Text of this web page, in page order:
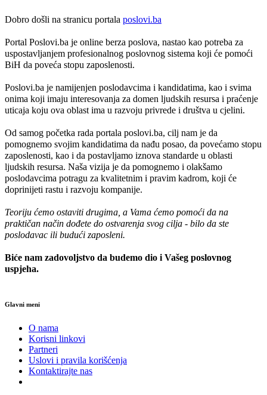
Dobro došli na stranicu portala poslovi.ba
Portal Poslovi.ba je online berza poslova, nastao kao potreba za
uspostavljanjem profesionalnog poslovnog sistema koji će pomoći
BiH da poveća stopu zaposlenosti.
Poslovi.ba je namijenjen poslodavcima i kandidatima, kao i svima
onima koji imaju interesovanja za domen ljudskih resursa i praćenje
uticaja koju ova oblast ima u razvoju privrede i društva u cjelini.
Od samog početka rada portala poslovi.ba, cilj nam je da
pomognemo svojim kandidatima da nađu posao, da povećamo stopu
zaposlenosti, kao i da postavljamo iznova standarde u oblasti
ljudskih resursa. Naša vizija je da pomognemo i olakšamo
poslodavcima potragu za kvalitetnim i pravim kadrom, koji će
doprinijeti rastu i razvoju kompanije.
Teoriju ćemo ostaviti drugima, a Vama ćemo pomoći da na
praktičan način dođete do ostvarenja svog cilja - bilo da ste
poslodavac ili budući zaposleni.
Biće nam zadovoljstvo da budemo dio i Vašeg poslovnog
uspjeha.
Glavni meni
O nama
Korisni linkovi
Partneri
Uslovi i pravila korišćenja
Kontaktirajte nas